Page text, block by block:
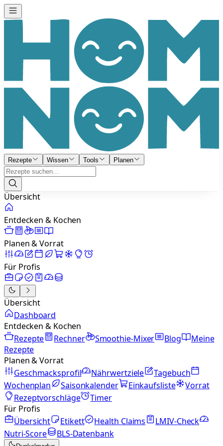
Rezepte Wissen Tools Planen
Übersicht
Entdecken & Kochen
Planen & Vorrat
Für Profis
Übersicht
Dashboard
Entdecken & Kochen
Rezepte
Rechner Smoothie-Mixer Blog
Meine
Rezepte
Planen & Vorrat
Geschmacksprofil
Nährwertziele
Tagebuch
Wochenplan
Saisonkalender Einkaufsliste
Vorrat
Rezeptvorschläge
Timer
Für Profis
Übersicht
Etikett Health Claims
LMIV-Check
Nutri-Score
BLS-Datenbank